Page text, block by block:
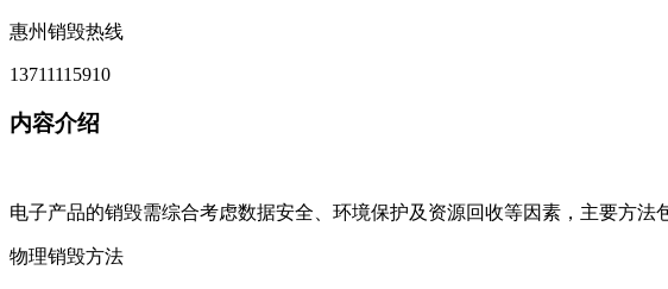
惠州销毁热线
13711115910
内容介绍
电子产品的销毁需综合考虑数据安全、环境保护及资源回收等因素，主要方
‌物理销毁方法‌